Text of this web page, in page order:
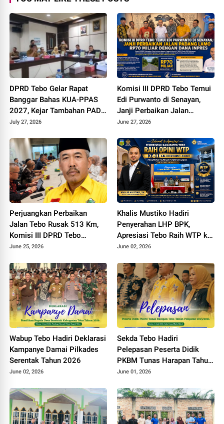
DPRD Tebo Gelar Rapat
Banggar Bahas KUA-PPAS
2027, Kejar Tambahan PAD
dan DBH Sawit
July 27, 2026
Komisi III DPRD Tebo Temui
Edi Purwanto di Senayan,
Janji Perbaikan Jalan
Padang lamo Rp70 Miliar
June 27, 2026
Perjuangkan Perbaikan
Jalan Tebo Rusak 513 Km,
Komisi III DPRD Tebo
Datangi Kemen PU
June 25, 2026
Khalis Mustiko Hadiri
Penyerahan LHP BPK,
Apresiasi Tebo Raih WTP ke
11
June 02, 2026
Wabup Tebo Hadiri Deklarasi
Kampanye Damai Pilkades
Serentak Tahun 2026
June 02, 2026
Sekda Tebo Hadiri
Pelepasan Peserta Didik
PKBM Tunas Harapan Tahun
Pelajaran 2025 - 2026
June 01, 2026